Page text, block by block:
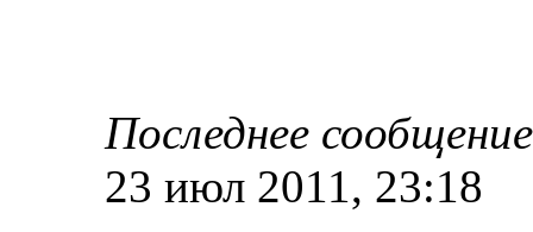
Последнее
23 июл 2011, 23:18